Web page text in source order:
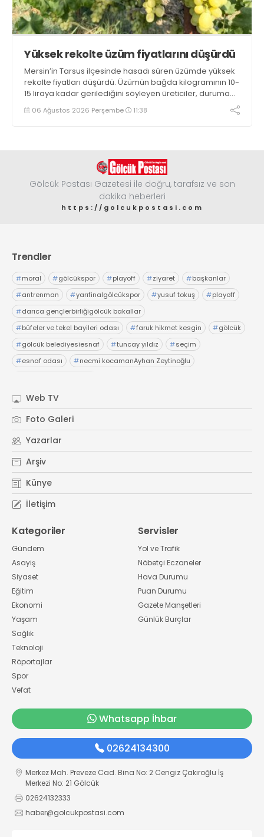
Yüksek rekolte üzüm fiyatlarını düşürdü
Mersin’in Tarsus ilçesinde hasadı süren üzümde yüksek
rekolte fiyatları düşürdü. Üzümün bağda kilogramının 10-
15 liraya kadar gerilediğini söyleyen üreticiler, duruma
tepki gösterdi
06 Ağustos 2026 Perşembe 11:38
Gölcük Postası Gazetesi ile doğru, tarafsız ve son
dakika heberleri
https://golcukpostasi.com
Trendler
#moral #gölcükspor #playoff #ziyaret #başkanlar
#antrenman #yarıfinalgölcükspor #yusuf tokuş #playoff
#darıca gençlerbirliğigölcük bakallar
#büfeler ve tekel bayileri odası #faruk hikmet kesgin #gölcük
#gölcük belediyesiesnaf #tuncay yıldız #seçim
#esnaf odası #necmi kocamanAyhan Zeytinoğlu
Web TV
Foto Galeri
Yazarlar
Arşiv
Künye
İletişim
Kategoriler
Gündem
Asayiş
Siyaset
Eğitim
Ekonomi
Yaşam
Sağlık
Teknoloji
Röportajlar
Spor
Vefat
Servisler
Yol ve Trafik
Nöbetçi Eczaneler
Hava Durumu
Puan Durumu
Gazete Manşetleri
Günlük Burçlar
Whatsapp İhbar
02624134300
Merkez Mah. Preveze Cad. Bina No: 2 Cengiz Çakıroğlu İş
Merkezi No: 21 Gölcük
02624132333
haber@golcukpostasi.com